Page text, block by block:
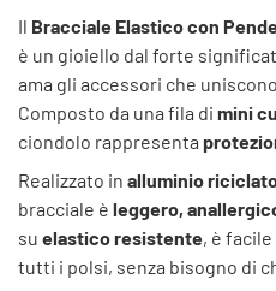
Il Bracciale Elastico con
è un gioiello dal forte
ama gli accessori che uniscono
Composto da una fila di mini
ciondolo rappresenta
Realizzato in alluminio
bracciale è leggero,
su elastico resistente, è
tutti i polsi, senza bisogno di